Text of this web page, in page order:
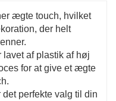
ægte touch, hvilket
der helt
af plastik af høj
for at give et ægte
perfekte valg til din